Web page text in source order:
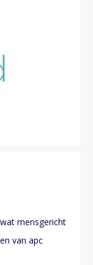
mensgericht
van apc